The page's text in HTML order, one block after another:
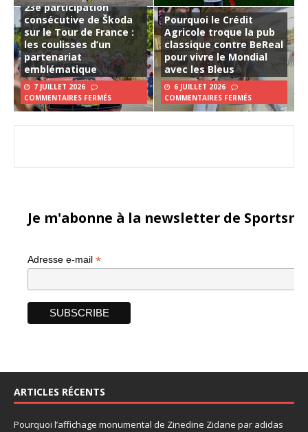
23e participation
consécutive de Škoda
sur le Tour de France :
les coulisses d’un
partenariat
emblématique
7 JUILLET 2026
COMMENTAIRES FERMÉS
Pourquoi le Crédit
Agricole troque la pub
classique contre BeReal
pour vivre le Mondial
avec les Bleus
6 JUILLET 2026
COMMENTAIRES FERMÉS
Je m'abonne à la newsletter de
Adresse e-mail *
ARTICLES RÉCENTS
Pourquoi l’affichage monumental de Zinedine Zidane par adidas